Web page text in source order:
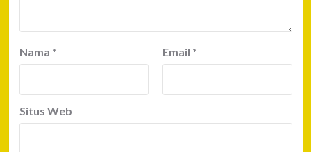
Nama * Email *
Situs Web